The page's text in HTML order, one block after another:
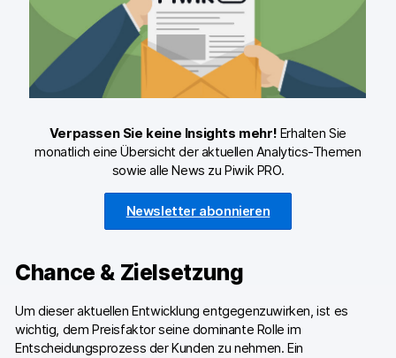
Verpassen Sie keine Insights mehr! Erhalten Sie
monatlich eine Übersicht der aktuellen Analytics-Themen
sowie alle News zu Piwik PRO.
Newsletter abonnieren
Chance & Zielsetzung
Um dieser aktuellen Entwicklung entgegenzuwirken, ist es
wichtig, dem Preisfaktor seine dominante Rolle im
Entscheidungsprozess der Kunden zu nehmen. Ein